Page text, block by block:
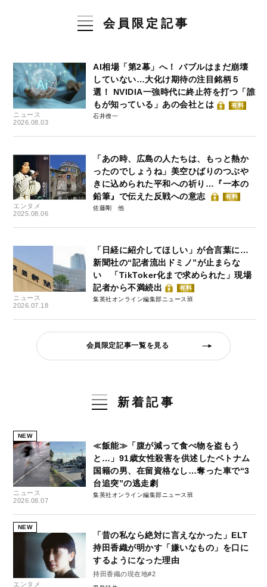
会員限定記事
ニュース
2026.08.03
AI相場「第2幕」へ！ バブルはまだ崩壊
していない…大化け期待の注目銘柄５
選！ NVIDIA一強時代に終止符を打つ「誰
もが知っている」あの会社とは
有料
石井僚一
エンタメ
2025.08.06
「あの時、広島の人たちは、もっと熱か
ったのでしょうね」美空ひばりのつぶや
きに込められた平和への祈り…『一本の
鉛筆』で伝えた反戦への意志
有料
佐藤剛
ニュース
2026.07.18
「日経に紹介してほしい」が合言葉に…
新聞社の“記者流出ドミノ”が止まらな
い 「TikToker化まで求められた」現場
記者から不満続出
有料
集英社オンライン編集部ニュース班
会員限定記事一覧を見る
新着記事
NEW
ニュース
2026.08.07
≪飯能≫「腹が減って食べ物を盗もう
と…」91歳女性殺害を供述したベトナム
国籍の男、在留資格なし…奪った車で“3
台追突”の逃走劇
集英社オンライン編集部ニュース班
NEW
エンタメ
「昔の私なら絶対に言えなかった」ELT
持田香織が明かす「嫌いなもの」を口に
するようになった理由
持田香織の現在地#2